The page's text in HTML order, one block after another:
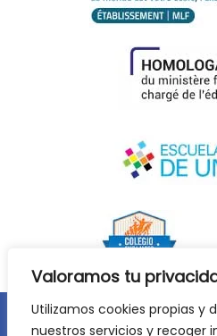
Valoramos tu
Utilizamos cookies propias y
nuestros servicios y recoger